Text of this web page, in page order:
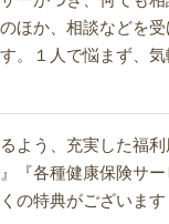
ほか、相談などを
。１人で悩まず、
よう、充実した福
『各種健康保険サ
の特典がございます